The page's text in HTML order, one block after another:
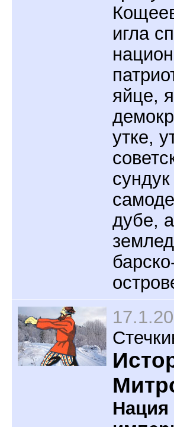
игла
яйце,
утке,
дубе,
Нация